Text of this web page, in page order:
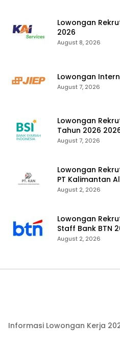
Lowongan
2026
August 8, 2026
Lowongan
August 7, 2026
Lowongan
Tahun 2026
August 7, 2026
Lowongan
PT Kalimantan
August 2, 2026
Lowongan
Staff Bank BTN
August 2, 2026
Informasi Lowongan Kerja